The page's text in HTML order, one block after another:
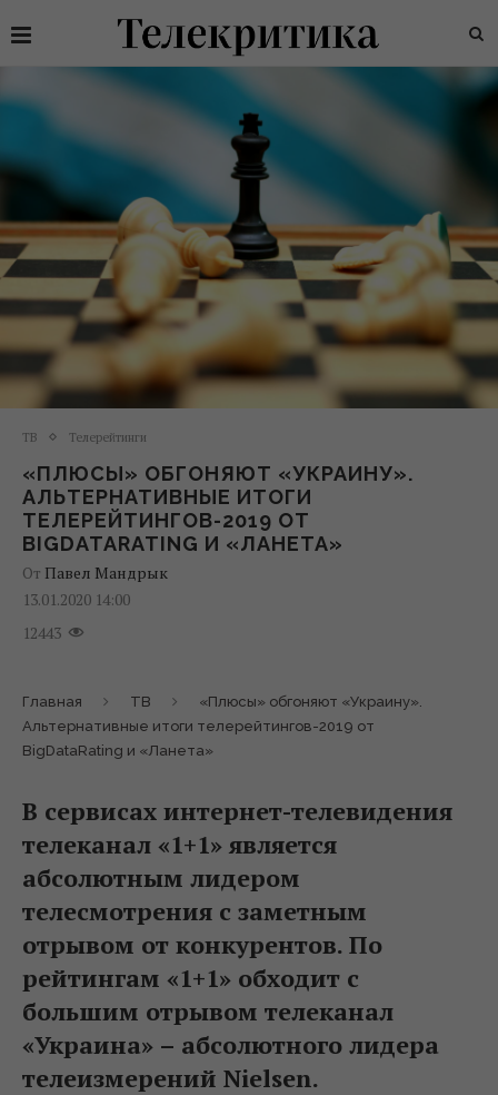
ТВ Телерейтинги
«ПЛЮСЫ» ОБГОНЯЮТ «УКРАИНУ».
АЛЬТЕРНАТИВНЫЕ ИТОГИ
ТЕЛЕРЕЙТИНГОВ-2019 ОТ
BIGDATARATING И «ЛАНЕТА»
От Павел Мандрык
13.01.2020 14:00
12443
Главная ТВ
«Плюсы» обгоняют «Украину».
Альтернативные итоги телерейтингов-2019 от
BigDataRating и «Ланета»
В сервисах интернет-телевидения
телеканал «1+1» является
абсолютным лидером
телесмотрения с заметным
отрывом от конкурентов. По
рейтингам «1+1» обходит с
большим отрывом телеканал
«Украина» – абсолютного лидера
телеизмерений Nielsen.